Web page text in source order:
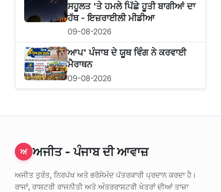
ਸਹੂਲਤ 'ਤੇ ਹਮਲੇ ਪਿੱਛੇ ਹੂਤੀ ਬਾਗੀਆਂ ਦਾ
ਹੱਥ - ਇਜ਼ਰਾਈਲੀ ਮੀਡੀਆ
09-08-2026
ਆਪ' ਪੰਜਾਬ ਦੇ ਯੂਥ ਵਿੰਗ ਨੇ ਕਰਵਾਈ
ਮੈਰਾਥਨ
09-08-2026
ਅ ਅਜੀਤ - ਪੰਜਾਬ ਦੀ ਆਵਾਜ਼
ਅਜੀਤ ਤੁਰੰਤ, ਨਿਰਪੱਖ ਅਤੇ ਭਰੋਸੇਮੰਦ ਪੱਤਰਕਾਰੀ ਪ੍ਰਦਾਨ ਕਰਦਾ ਹੈ।
ਰਾਜਾਂ, ਰਾਸ਼ਟਰੀ ਰਾਜਨੀਤੀ ਅਤੇ ਅੰਤਰਰਾਸ਼ਟਰੀ ਖੇਤਰਾਂ ਦੀਆਂ ਤਾਜ਼ਾ